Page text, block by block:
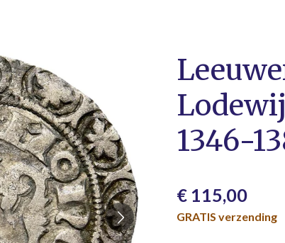
1346-
€ 115,00
GRATIS verzending